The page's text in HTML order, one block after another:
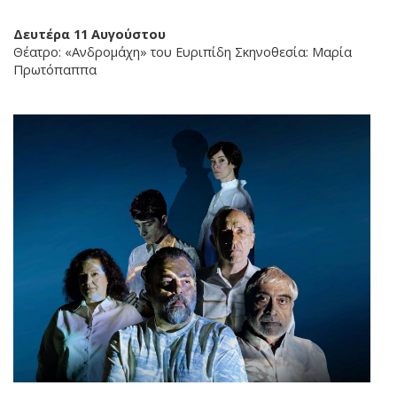
Δευτέρα 11 Αυγούστου
Θέατρο: «Ανδρομάχη» του Ευριπίδη Σκηνοθεσία: Μαρία
Πρωτόπαππα